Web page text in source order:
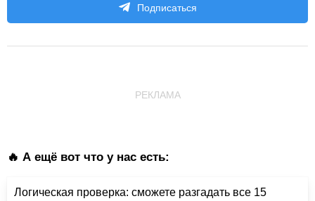
Подписаться
РЕКЛАМА
🔥 А ещё вот что у нас есть:
Логическая проверка: сможете разгадать все 15